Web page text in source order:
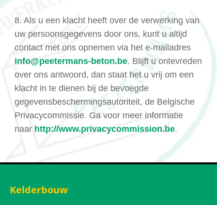
8. Als u een klacht heeft over de verwerking van
uw persoonsgegevens door ons, kunt u altijd
contact met ons opnemen via het e-mailadres
info@peetermans-beton.be. Blijft u ontevreden
over ons antwoord, dan staat het u vrij om een
klacht in te dienen bij de bevoegde
gegevensbeschermingsautoriteit, de Belgische
Privacycommissie. Ga voor meer informatie
naar http://www.privacycommission.be.
Kelderbouw